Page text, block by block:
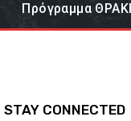
Πρόγραμμα
STAY CONNECTED